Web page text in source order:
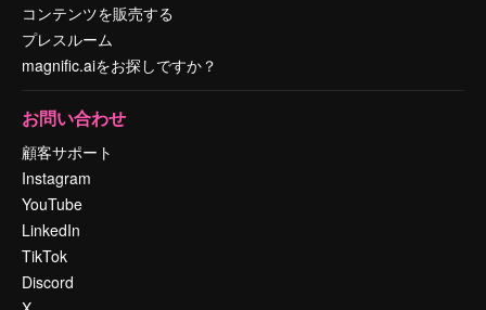
コンテンツを販売する
プレスルーム
magnific.aiをお探しですか？
お問い合わせ
顧客サポート
Instagram
YouTube
LinkedIn
TikTok
Discord